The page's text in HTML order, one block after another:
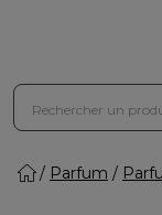
Parfum